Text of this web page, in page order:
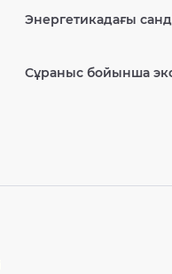
Энергетикадағы
Сұраныс бойынша